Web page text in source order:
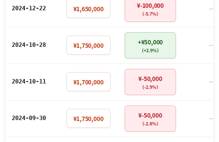
2024-12-22 ¥1,650,000 ¥-100,000
（-5.7%） －
2024-10-28 ¥1,750,000 +¥50,000
（+2.9%） －
2024-10-11 ¥1,700,000 ¥-50,000
（-2.9%） －
2024-09-30 ¥1,750,000 ¥-50,000
（-2.8%） －